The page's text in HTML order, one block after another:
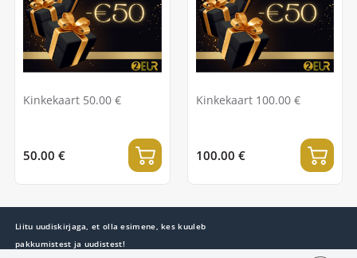
Kinkekaart 50.00 €
50.00 €
Kinkekaart 100.00 €
100.00 €
Liitu uudiskirjaga, et olla esimene, kes kuuleb
pakkumistest ja uudistest!